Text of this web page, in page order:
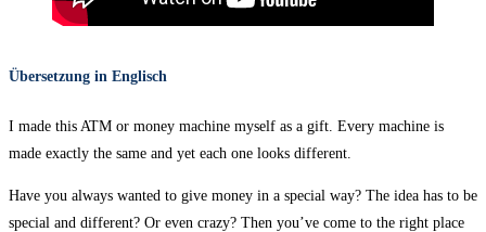
Übersetzung in Englisch
I made this ATM or money machine myself as a gift. Every machine is
made exactly the same and yet each one looks different.
Have you always wanted to give money in a special way? The idea has to be
special and different? Or even crazy? Then you’ve come to the right place